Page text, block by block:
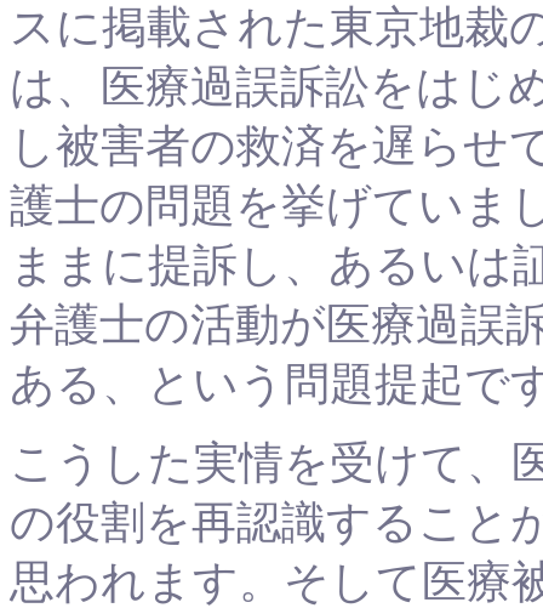
スに掲載された東京地裁
は、医療過誤訴訟をはじ
し被害者の救済を遅らせ
護士の問題を挙げていま
ままに提訴し、あるいは
弁護士の活動が医療過誤
ある、という問題提起で
こうした実情を受けて、
の役割を再認識すること
思われます。そして医療